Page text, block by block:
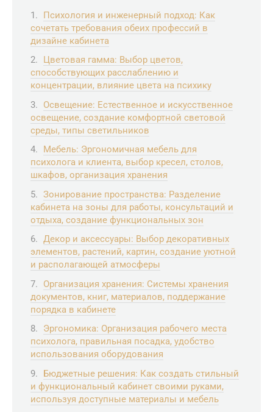
Психология и инженерный подход: Как
сочетать требования обеих профессий в
дизайне кабинета
Цветовая гамма: Выбор цветов,
способствующих расслаблению и
концентрации, влияние цвета на психику
Освещение: Естественное и искусственное
освещение, создание комфортной световой
среды, типы светильников
Мебель: Эргономичная мебель для
психолога и клиента, выбор кресел, столов,
шкафов, организация хранения
Зонирование пространства: Разделение
кабинета на зоны для работы, консультаций и
отдыха, создание функциональных зон
Декор и аксессуары: Выбор декоративных
элементов, растений, картин, создание уютной
и располагающей атмосферы
Организация хранения: Системы хранения
документов, книг, материалов, поддержание
порядка в кабинете
Эргономика: Организация рабочего места
психолога, правильная посадка, удобство
использования оборудования
Бюджетные решения: Как создать стильный
и функциональный кабинет своими руками,
используя доступные материалы и мебель